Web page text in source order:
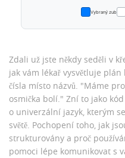
Vybraný zub
Zdali už jste někdy seděli v
jak vám lékař vysvětluje plán
čísla místo názvů. "Máme
osmička bolí." Zní to jako
o univerzální jazyk, kterým
světě. Pochopení toho, jak
strukturovány a proč
pomoci lépe komunikovat s